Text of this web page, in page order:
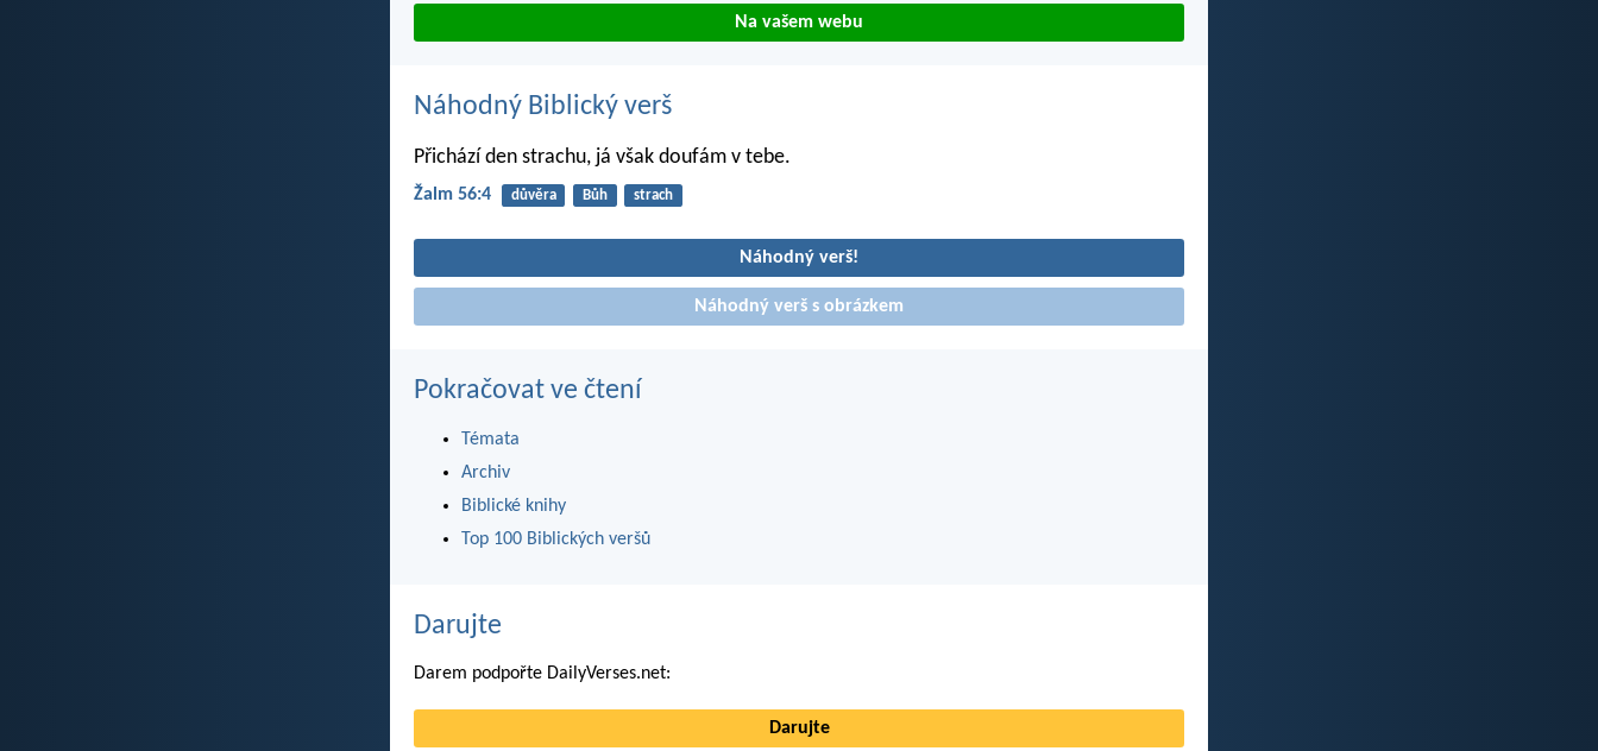
Na vašem webu
Náhodný Biblický verš
Přichází den strachu, já však doufám v tebe.
Žalm 56:4 důvěra Bůh strach
Náhodný verš!
Náhodný verš s obrázkem
Pokračovat ve čtení
Témata
Archiv
Biblické knihy
Top 100 Biblických veršů
Darujte
Darem podpořte DailyVerses.net:
Darujte